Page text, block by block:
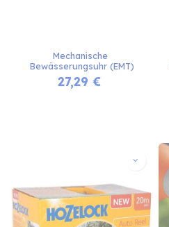
Mechanische
Bewässerungsuhr (EMT)
27,29 €